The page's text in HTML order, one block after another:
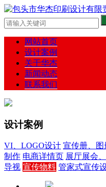
网站首页
设计案例
关于华杰
新闻动态
联系我们
设计案例
VI、LOGO设计 宣传册、图
制作 电商详情页 展厅展会
导视 宣传物料 管家式宣传